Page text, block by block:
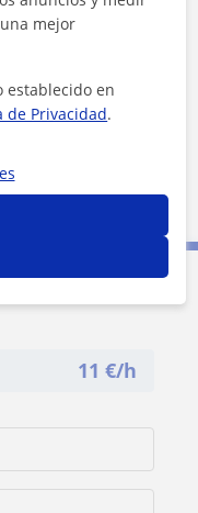
11 €/h
mejor
establecido en
de Privacidad.